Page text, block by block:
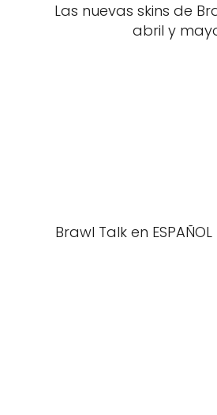
Las nuevas skins de
abril y
Brawl Talk en